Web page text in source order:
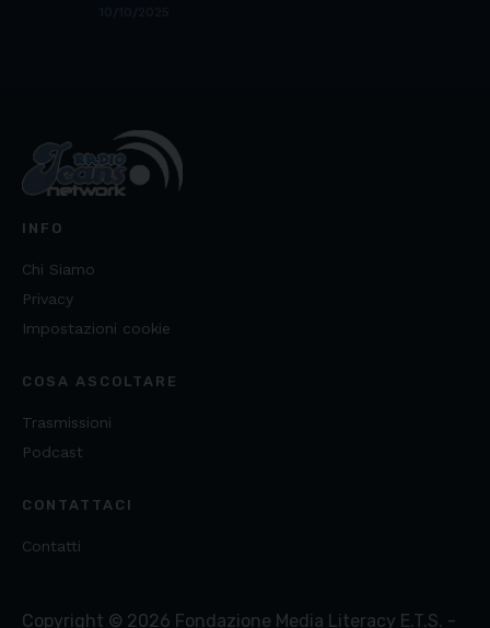
INFO
Chi Siamo
Privacy
Impostazioni cookie
COSA ASCOLTARE
Trasmissioni
Podcast
CONTATTACI
Contatti
Copyright © 2026 Fondazione Media Literacy E.T.S. -